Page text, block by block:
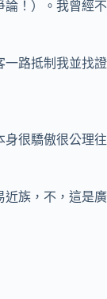
！）。我曾經不
路抵制我並找證
很驕傲很公理往
族，不，這是廣